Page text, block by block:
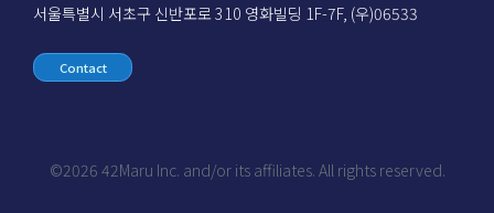
서울특별시 서초구 신반포로 310 영화빌딩 1F-7F, (우)06533
Contact
©2026 42Maru Inc. and/or its affiliates. All rights reserved.